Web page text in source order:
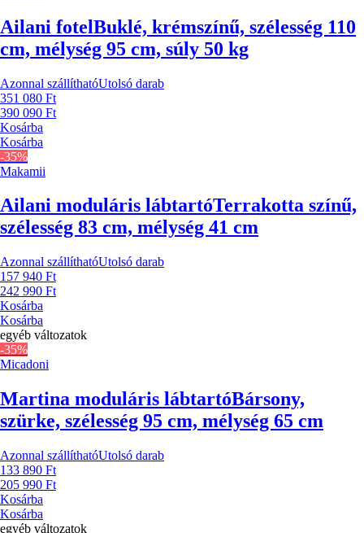
Ailani fotelBuklé, krémszínű, szélesség 110
cm, mélység 95 cm, súly 50 kg
Azonnal szállíthatóUtolsó darab
351 080 Ft
390 090 Ft
Kosárba
Kosárba
-35%
Makamii
Ailani moduláris lábtartóTerrakotta színű,
szélesség 83 cm, mélység 41 cm
Azonnal szállíthatóUtolsó darab
157 940 Ft
242 990 Ft
Kosárba
Kosárba
egyéb változatok
-35%
Micadoni
Martina moduláris lábtartóBársony,
szürke, szélesség 95 cm, mélység 65 cm
Azonnal szállíthatóUtolsó darab
133 890 Ft
205 990 Ft
Kosárba
Kosárba
egyéb változatok